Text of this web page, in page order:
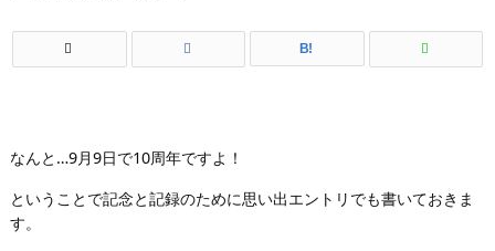
B!
なんと…9月9日で10周年ですよ！
ということで記念と記録のために思い出エントリでも書いておきま
す。